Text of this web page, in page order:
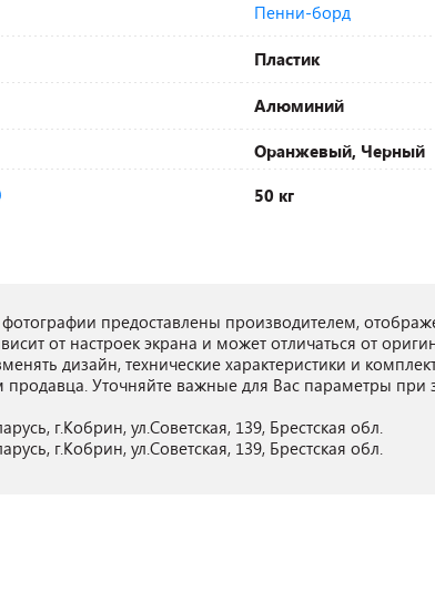
Пенни-борд
Пластик
Алюминий
Оранжевый, Черный
50 кг
предоставлены производителем,
от настроек экрана и может отличаться от
дизайн, технические характеристики и
продавца. Уточняйте важные для Вас параметры при
г.Кобрин, ул.Советская, 139, Брестская обл.
г.Кобрин, ул.Советская, 139, Брестская обл.